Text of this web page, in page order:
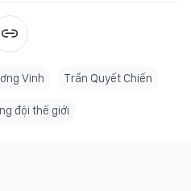
Vinh Trần Quyết Chiến
đội thế giới